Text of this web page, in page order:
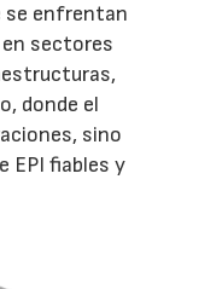
se enfrentan
sectores
donde el
sino
EPI fiables y